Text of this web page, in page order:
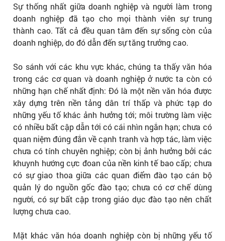
Sự thống nhất giữa doanh nghiệp và người làm trong
doanh nghiệp đã tạo cho mọi thành viên sự trung
thành cao. Tất cả đều quan tâm đến sự sống còn của
doanh nghiệp, do đó dẫn đến sự tăng trưởng cao.
So sánh với các khu vực khác, chúng ta thấy văn hóa
trong các cơ quan và doanh nghiệp ở nước ta còn có
những hạn chế nhất định: Đó là một nền văn hóa được
xây dựng trên nền tảng dân trí thấp và phức tạp do
những yếu tố khác ảnh hưởng tới; môi trường làm việc
có nhiều bất cập dẫn tới có cái nhìn ngắn hạn; chưa có
quan niệm đúng đắn về cạnh tranh và hợp tác, làm việc
chưa có tính chuyên nghiệp; còn bị ảnh hưởng bởi các
khuynh hướng cực đoan của nền kinh tế bao cấp; chưa
có sự giao thoa giữa các quan điểm đào tạo cán bộ
quản lý do nguồn gốc đào tạo; chưa có cơ chế dùng
người, có sự bất cập trong giáo dục đào tạo nên chất
lượng chưa cao.
Mặt khác văn hóa doanh nghiệp còn bị những yếu tố